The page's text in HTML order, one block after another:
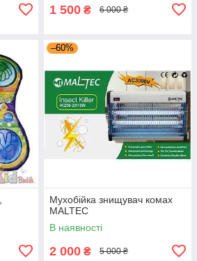
1 500 ₴ 6 000 ₴
–60%
Мухобійка знищувач комах
MALTEC
В наявності
2 000 ₴ 5 000 ₴